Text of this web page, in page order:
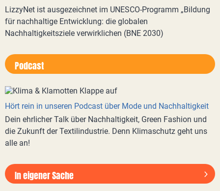
LizzyNet ist ausgezeichnet im UNESCO-Programm „Bildung
für nachhaltige Entwicklung: die globalen
Nachhaltigkeitsziele verwirklichen (BNE 2030)
Podcast
Hört rein in unseren Podcast über Mode und Nachhaltigkeit
Dein ehrlicher Talk über Nachhaltigkeit, Green Fashion und
die Zukunft der Textilindustrie. Denn Klimaschutz geht uns
alle an!
In eigener Sache